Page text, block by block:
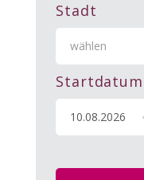
Stadt
wählen
10.08.2026